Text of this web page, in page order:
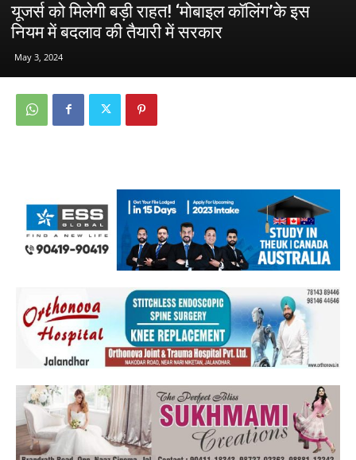
यूजर्स को मिलेगी बड़ी राहत! ‘मोबाइल कॉलिंग’के इस
नियम में बदलाव की तैयारी में सरकार
May 3, 2024